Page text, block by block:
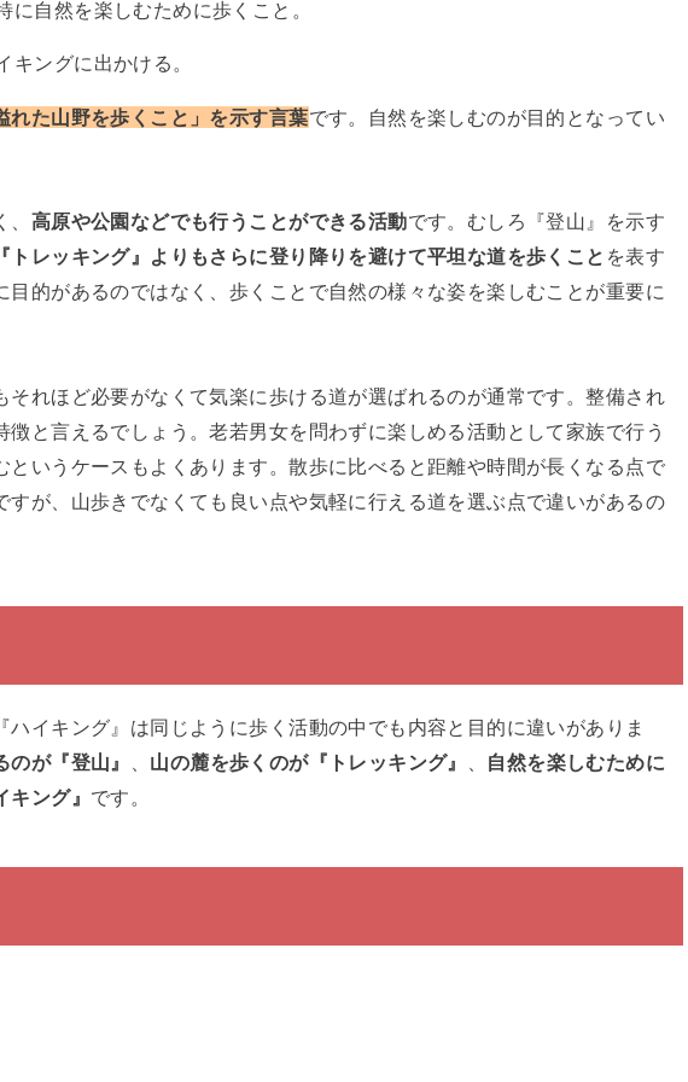
に自然を楽しむために歩くこと。
キングに出かける。
れた山野を歩くこと」を示す言葉です。自然を楽しむのが目的となってい
高原や公園などでも行うことができる活動です。むしろ『登山』を示す
『トレッキング』よりもさらに登り降りを避けて平坦な道を歩くこと を表す
目的があるのではなく、歩くことで自然の様々な姿を楽しむことが重要に
それほど必要がなくて気楽に歩ける道が選ばれるのが通常です。整備され
徴と言えるでしょう。老若男女を問わずに楽しめる活動として家族で行う
というケースもよくあります。散歩に比べると距離や時間が長くなる点で
すが、山歩きでなくても良い点や気軽に行える道を選ぶ点で違いがあるの
ハイキング』は同じように歩く活動の中でも内容と目的に違いがありま
が『登山』 山の麓を歩くのが『トレッキング』
自然を楽しむために
ング』 です。